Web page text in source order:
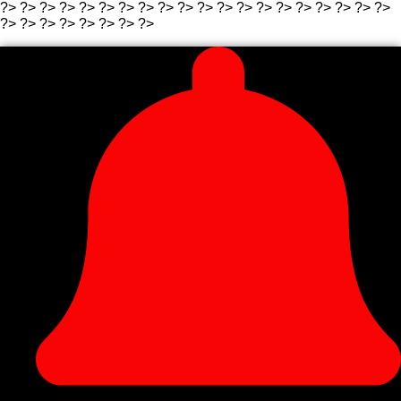
?> ?> ?> ?> ?> ?> ?> ?> ?> ?> ?> ?> ?> ?> ?> ?> ?> ?> ?> ?>
?> ?> ?> ?> ?> ?> ?> ?>